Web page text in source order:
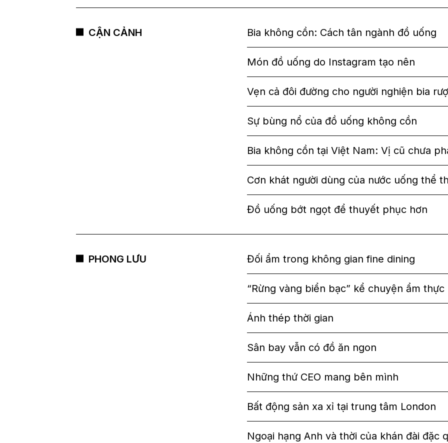
CẬN CẢNH Bia không cồn: Cách tân ngành đồ uống
Món đồ uống do Instagram tạo nên
Vẹn cả đôi đường cho người nghiện bia
Sự bùng nổ của đồ uống không cồn
Bia không cồn tại Việt Nam: Vị cũ chưa
Cơn khát người dùng của nước uống thể
Đồ uống bớt ngọt để thuyết phục hơn
PHONG LƯU Đối ẩm trong không gian fine dining
“Rừng vàng biển bạc” kể chuyện ẩm thực
Ánh thép thời gian
Sân bay vẫn có đồ ăn ngon
Những thứ CEO mang bên mình
Bất động sản xa xỉ tại trung tâm London
Ngoại hạng Anh và thời của khán đài đặc